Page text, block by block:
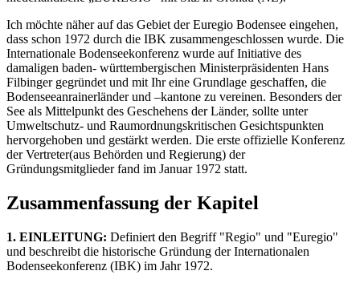
Ich möchte näher auf das Gebiet der Euregio Bodensee eingehen,
dass schon 1972 durch die IBK zusammengeschlossen wurde. Die
Internationale Bodenseekonferenz wurde auf Initiative des
damaligen baden- württembergischen Ministerpräsidenten Hans
Filbinger gegründet und mit Ihr eine Grundlage geschaffen, die
Bodenseeanrainerländer und –kantone zu vereinen. Besonders der
See als Mittelpunkt des Geschehens der Länder, sollte unter
Umweltschutz- und Raumordnungskritischen Gesichtspunkten
hervorgehoben und gestärkt werden. Die erste offizielle Konferenz
der Vertreter(aus Behörden und Regierung) der
Gründungsmitglieder fand im Januar 1972 statt.
Zusammenfassung der Kapitel
1. EINLEITUNG: Definiert den Begriff "Regio" und "Euregio"
und beschreibt die historische Gründung der Internationalen
Bodenseekonferenz (IBK) im Jahr 1972.